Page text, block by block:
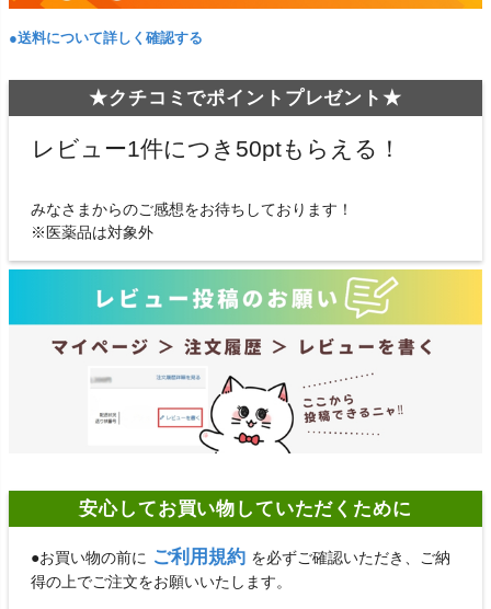
●送料について詳しく確認する
★クチコミでポイントプレゼント★
レビュー1件につき50ptもらえる！
みなさまからのご感想をお待ちしております！
※医薬品は対象外
安心してお買い物していただくために
●お買い物の前に ご利用規約 を必ずご確認いただき、ご納
得の上でご注文をお願いいたします。